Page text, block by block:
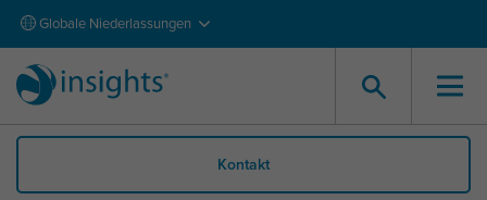
Globale Niederlassungen
Kontakt